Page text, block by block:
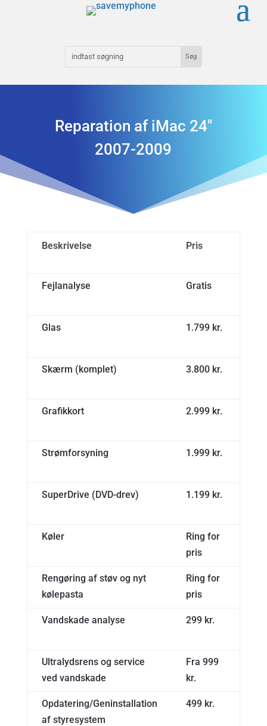
Reparation af iMac 24″
2007-2009
Beskrivelse Pris
Fejlanalyse Gratis
Glas 1.799 kr.
Skærm (komplet) 3.800 kr.
Grafikkort 2.999 kr.
Strømforsyning 1.999 kr.
SuperDrive (DVD-drev) 1.199 kr.
Køler
Ring for
pris
Rengøring af støv og nyt
kølepasta
Ring for
pris
Vandskade analyse 299 kr.
Ultralydsrens og service
ved vandskade
Fra 999
kr.
Opdatering/Geninstallation
af styresystem
499 kr.